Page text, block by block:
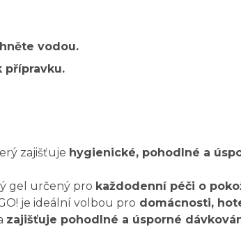
vodou.
přípravku.
zajišťuje hygienické, pohodlné a
gel určený pro každodenní péči o
je ideální volbou pro domácnosti,
zajišťuje pohodlné a úsporné